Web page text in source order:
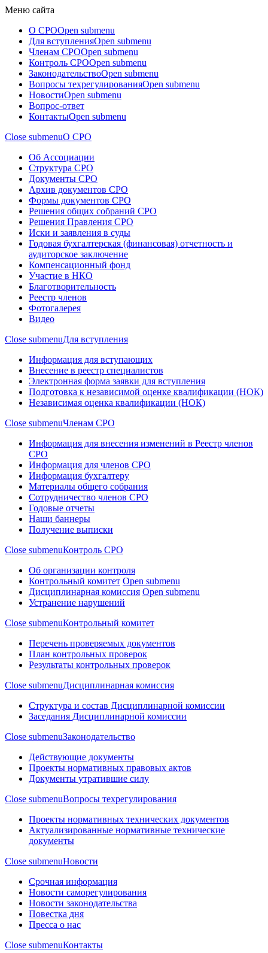
Меню сайта
О СРОOpen submenu
Для вступленияOpen submenu
Членам СРОOpen submenu
Контроль СРОOpen submenu
ЗаконодательствоOpen submenu
Вопросы техрегулированияOpen submenu
НовостиOpen submenu
Вопрос-ответ
КонтактыOpen submenu
Close submenuО СРО
Об Ассоциации
Структура СРО
Документы СРО
Архив документов СРО
Формы документов СРО
Решения общих собраний СРО
Решения Правления СРО
Иски и заявления в суды
Годовая бухгалтерская (финансовая) отчетность и
аудиторское заключение
Компенсационный фонд
Участие в НКО
Благотворительность
Реестр членов
Фотогалерея
Видео
Close submenuДля вступления
Информация для вступающих
Внесение в реестр специалистов
Электронная форма заявки для вступления
Подготовка к независимой оценке квалификации (НОК)
Независимая оценка квалификации (НОК)
Close submenuЧленам СРО
Информация для внесения изменений в Реестр членов
СРО
Информация для членов СРО
Информация бухгалтеру
Материалы общего собрания
Сотрудничество членов СРО
Годовые отчеты
Наши баннеры
Получение выписки
Close submenuКонтроль СРО
Об организации контроля
Контрольный комитет Open submenu
Дисциплинарная комиссия Open submenu
Устранение нарушений
Close submenuКонтрольный комитет
Перечень проверяемых документов
План контрольных проверок
Результаты контрольных проверок
Close submenuДисциплинарная комиссия
Структура и состав Дисциплинарной комиссии
Заседания Дисциплинарной комиссии
Close submenuЗаконодательство
Действующие документы
Проекты нормативных правовых актов
Документы утратившие силу
Close submenuВопросы техрегулирования
Проекты нормативных технических документов
Актуализированные нормативные технические
документы
Close submenuНовости
Срочная информация
Новости саморегулирования
Новости законодательства
Повестка дня
Пресса о нас
Close submenuКонтакты